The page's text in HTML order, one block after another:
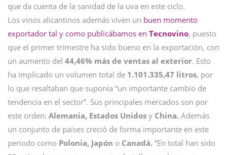
que da cuenta de la sanidad de la uva en este ciclo.
Los vinos alicantinos además viven un buen momento
exportador tal y como publicábamos en Tecnovino, puesto
que el primer trimestre ha sido bueno en la exportación, con
un aumento del 44,46% más de ventas al exterior. Esto
ha implicado un volumen total de 1.101.335,47 litros, por
lo que resaltaban que suponía “un importante cambio de
tendencia en el sector”. Sus principales mercados son por
este orden: Alemania, Estados Unidos y China. Además
un conjunto de países creció de forma importante en este
periodo como Polonia, Japón o Canadá. “En total han sido